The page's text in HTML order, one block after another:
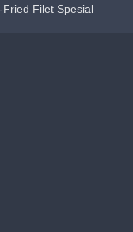
Fried Filet Spesial